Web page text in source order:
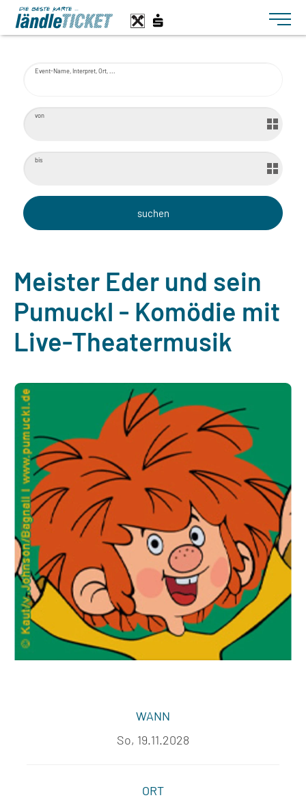
Toggle
Event-Name, Interpret, Ort, ...
von
bis
Meister Eder und sein
Pumuckl - Komödie mit
Live-Theatermusik
WANN
So, 19.11.2028
ORT